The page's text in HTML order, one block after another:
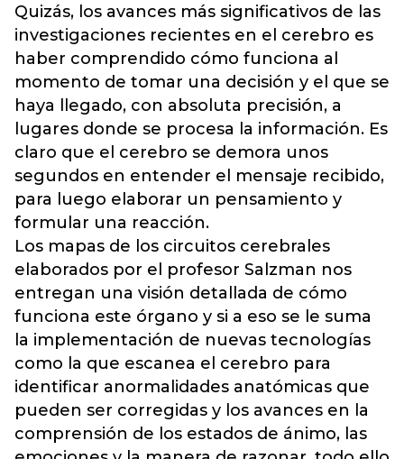
Quizás, los avances más significativos de las
investigaciones recientes en el cerebro es
haber comprendido cómo funciona al
momento de tomar una decisión y el que se
haya llegado, con absoluta precisión, a
lugares donde se procesa la información. Es
claro que el cerebro se demora unos
segundos en entender el mensaje recibido,
para luego elaborar un pensamiento y
formular una reacción.
Los mapas de los circuitos cerebrales
elaborados por el profesor Salzman nos
entregan una visión detallada de cómo
funciona este órgano y si a eso se le suma
la implementación de nuevas tecnologías
como la que escanea el cerebro para
identificar anormalidades anatómicas que
pueden ser corregidas y los avances en la
comprensión de los estados de ánimo, las